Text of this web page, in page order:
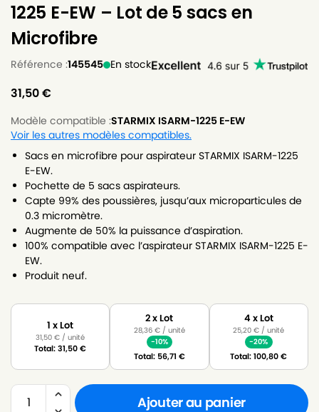
1225 E-EW – Lot de 5 sacs en
Microfibre
Référence :145545 En stock
31,50€
Modèle compatible :STARMIX ISARM-1225 E-EW
Voir les autres modèles compatibles.
Sacs en microfibre pour aspirateur STARMIX ISARM-1225
E-EW.
Pochette de 5 sacs aspirateurs.
Capte 99% des poussières, jusqu’aux microparticules de
0.3 micromètre.
Augmente de 50% la puissance d’aspiration.
100% compatible avec l’aspirateur STARMIX ISARM-1225 E-
EW.
Produit neuf.
1 x Lot
31,50€ / unité
Total:31,50€
2 x Lot
28,36 €/ unité
-10%
Total: 56,71 €
4 x Lot
25,20€ / unité
-20%
Total:100,80€
Ajouter au panier